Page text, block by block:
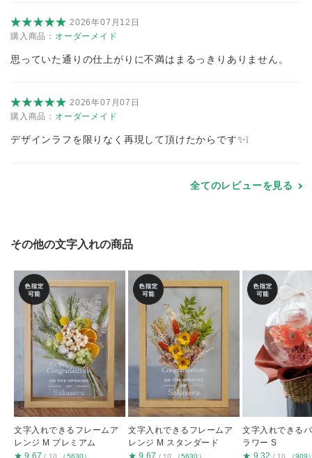
2026年07月12日
購入商品： オーダーメイド
思っていた通りの仕上がりに不満はまるっきりありません。
2026年07月07日
購入商品： オーダーメイド
デザインラフを限りなく再現して頂けたからです✨️❕
全てのレビューを見る
その他の文字入れの商品
文字入れできるフレームア
レンジ M プレミアム
★ 9.67 / 10 （5630）
文字入れできるフレームア
レンジ M スタンダード
★ 9.67 / 10 （5630）
文字入れできる
ラワー S
★ 9.32 / 10 （909